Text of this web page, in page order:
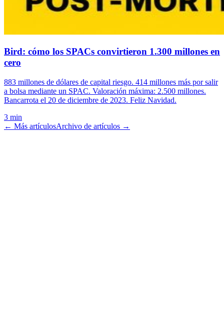
Bird: cómo los SPACs convirtieron 1.300 millones en
cero
883 millones de dólares de capital riesgo. 414 millones más por salir
a bolsa mediante un SPAC. Valoración máxima: 2.500 millones.
Bancarrota el 20 de diciembre de 2023. Feliz Navidad.
3 min
← Más artículosArchivo de artículos →